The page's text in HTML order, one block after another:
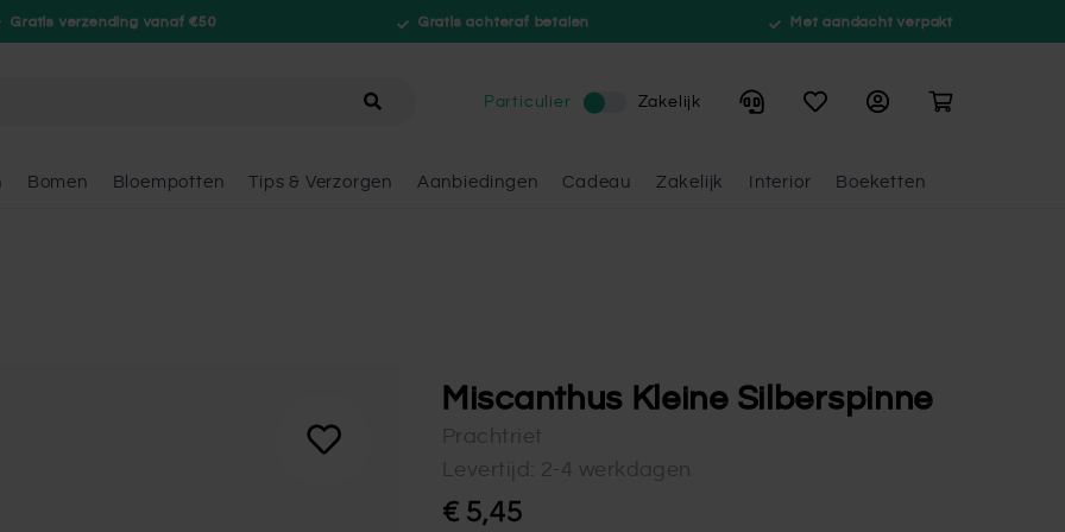
Gratis verzending vanaf €50 Gratis achteraf betalen Met aandacht verpakt
Bomen Bloempotten Tips & Verzorgen Aanbiedingen Cadeau Zakelijk Interior Boeketten
Particulier Zakelijk Winkelwagen
Miscanthus Kleine Silberspinne
Prachtriet
Levertijd: 2-4 werkdagen
€ 5,45